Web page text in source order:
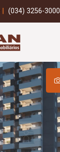
(034) 3256-3000